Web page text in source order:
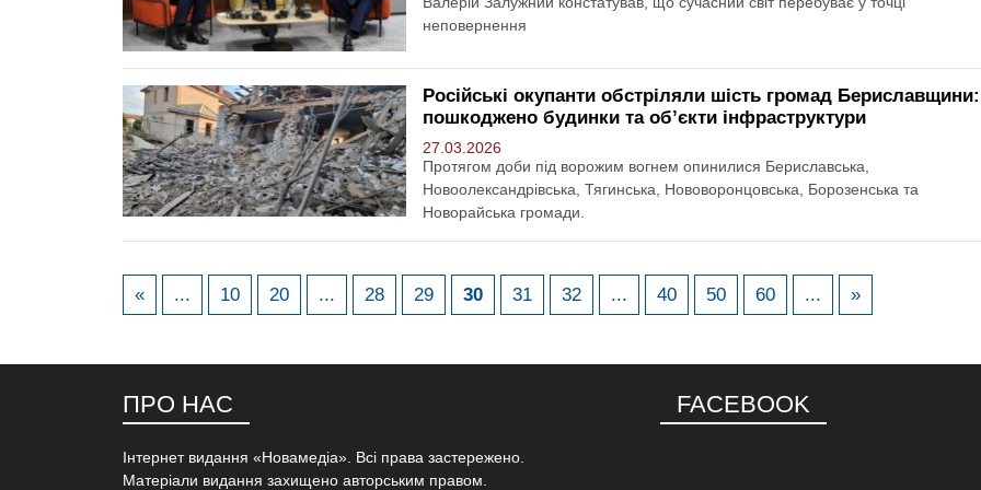
неповернення
Російські окупанти обстріляли шість громад Бериславщини:
пошкоджено будинки та об’єкти інфраструктури
27.03.2026
Протягом доби під ворожим вогнем опинилися Бериславська,
Новоолександрівська, Тягинська, Нововоронцовська, Борозенська та
Новорайська громади.
« ... 10 20 ... 28 29 30 31 32 ... 40 50 60 ... »
ПРО НАС
Інтернет видання «Новамедіа». Всі права застережено.
Матеріали видання захищено авторським правом.
FACEBOOK